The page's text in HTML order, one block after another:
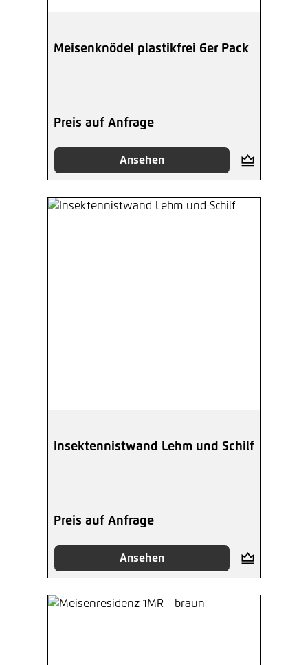
Meisenknödel plastikfrei 6er Pack
Preis auf Anfrage
Ansehen
Insektennistwand Lehm und Schilf
Preis auf Anfrage
Ansehen